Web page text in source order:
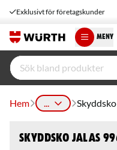
Exklusivt för företagskunder
MENY
Hem ...
Skyddsko Jalas